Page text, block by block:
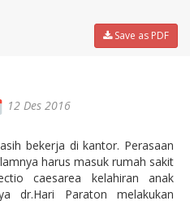
Save as PDF
12 Des 2016
bekerja di kantor. Perasaan
harus masuk rumah sakit
caesarea kelahiran anak
dr.Hari Paraton melakukan